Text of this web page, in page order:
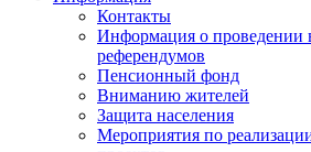
Контакты
Информация о проведении
референдумов
Пенсионный фонд
Вниманию жителей
Защита населения
Мероприятия по